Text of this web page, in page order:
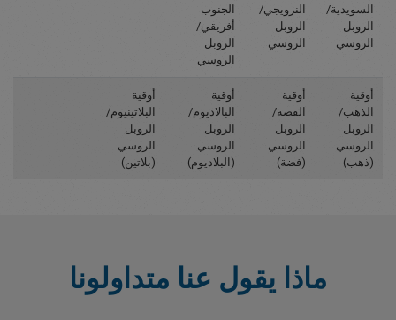
السويدية/
الروبل
الروسي
النرويجي/
الروبل
الروسي
الجنوب
أفريقي/
الروبل
الروسي
أوقية
الذهب/
الروبل
الروسي
(ذهب)
أوقية
الفضة/
الروبل
الروسي
(فضة)
أوقية
البالاديوم/
الروبل
الروسي
(البلاديوم)
أوقية
البلاتينيوم/
الروبل
الروسي
(بلاتين)
ماذا يقول عنا متداولونا